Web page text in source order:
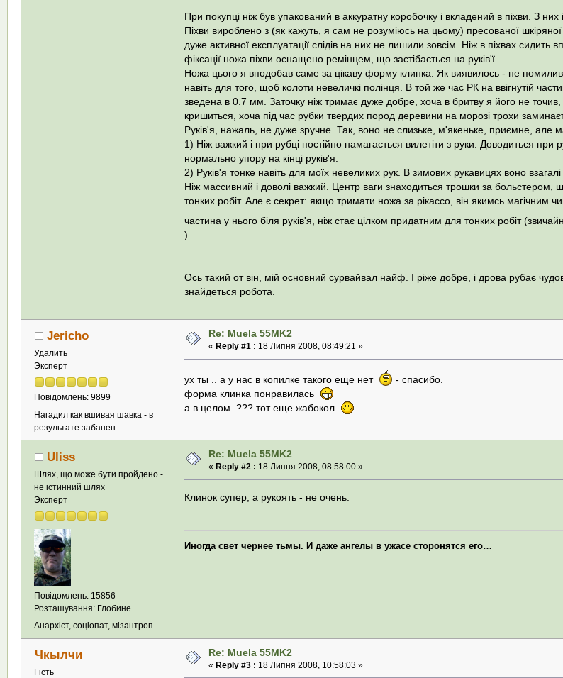
При покупці ніж був упакований в аккуратну коробочку і вкладений в піхви. З них
Піхви вироблено з (як кажуть, я сам не розуміюсь на цьому) пресованої
дуже активної експлуатації слідів на них не лишили зовсім. Ніж в піхвах
фіксації ножа піхви оснащено ремінцем, що застібається на руків'ї.
Ножа цього я вподобав саме за цікаву форму клинка. Як виявилось - не
навіть для того, щоб колоти невеличкі полінця. В той же час РК на ввігнутій
зведена в 0.7 мм. Заточку ніж тримає дуже добре, хоча в бритву я його не точив,
кришиться, хоча під час рубки твердих пород деревини на морозі трохи
Руків'я, нажаль, не дуже зручне. Так, воно не слизьке, м'якеньке, приємне, але
1) Ніж важкий і при рубці постійно намагається вилетіти з руки. Доводиться
нормально упору на кінці руків'я.
2) Руків'я тонке навіть для моїх невеликих рук. В зимових рукавицях воно
Ніж массивний і доволі важкий. Центр ваги знаходиться трошки за
тонких робіт. Але є секрет: якщо тримати ножа за рікассо, він якимсь магічним
частина у нього біля руків'я, ніж стає цілком придатним для тонких робіт
)
Ось такий от він, мій основний сурвайвал найф. І ріже добре, і дрова рубає
знайдеться робота.
Jericho
Удалить
Эксперт
Повідомлень: 9899
Нагадил как вшивая шавка - в
результате забанен
Re: Muela 55MK2
« Reply #1 : 18 Липня 2008, 08:49:21 »
ух ты .. а у нас в копилке такого еще нет
- спасибо.
форма клинка понравилась
а в целом ??? тот еще жабокол
Uliss
Шлях, що може бути пройдено -
не істинний шлях
Эксперт
Повідомлень: 15856
Розташування: Глобине
Анархіст, соціопат, мізантроп
Re: Muela 55MK2
« Reply #2 : 18 Липня 2008, 08:58:00 »
Клинок супер, а рукоять - не очень.
Иногда свет чернее тьмы. И даже ангелы в ужасе сторонятся его…
Чкылчи
Гість
Re: Muela 55MK2
« Reply #3 : 18 Липня 2008, 10:58:03 »